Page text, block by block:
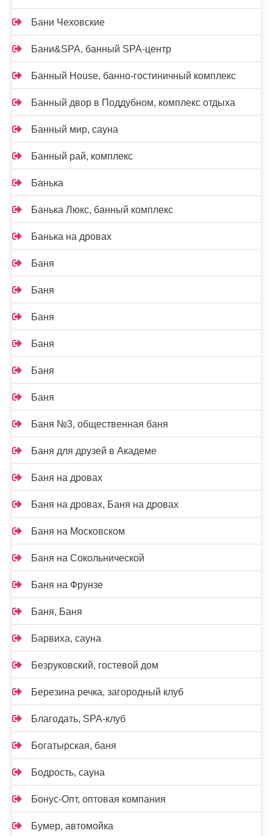
Бани Чеховские
Бани&SPA, банный SPA-центр
Банный House, банно-гостиничный комплекс
Банный двор в Поддубном, комплекс отдыха
Банный мир, сауна
Банный рай, комплекс
Банька
Банька Люкс, банный комплекс
Банька на дровах
Баня
Баня
Баня
Баня
Баня
Баня
Баня №3, общественная баня
Баня для друзей в Академе
Баня на дровах
Баня на дровах, Баня на дровах
Баня на Московском
Баня на Сокольнической
Баня на Фрунзе
Баня, Баня
Барвиха, сауна
Безруковский, гостевой дом
Березина речка, загородный клуб
Благодать, SPA-клуб
Богатырская, баня
Бодрость, сауна
Бонус-Опт, оптовая компания
Бумер, автомойка